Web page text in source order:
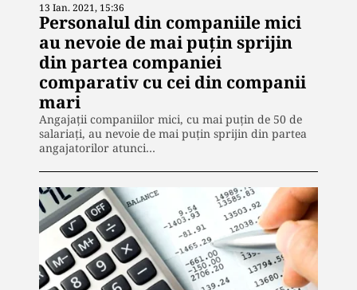
13 Ian. 2021, 15:36
Personalul din companiile mici
au nevoie de mai puțin sprijin
din partea companiei
comparativ cu cei din companii
mari
Angajații companiilor mici, cu mai puțin de 50 de
salariați, au nevoie de mai puțin sprijin din partea
angajatorilor atunci…